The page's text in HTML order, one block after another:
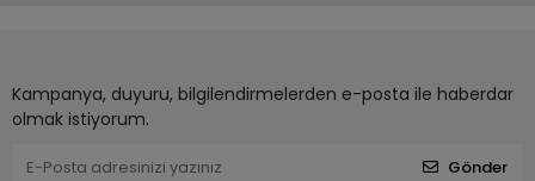
Kampanya, duyuru, bilgilendirmelerden e-posta ile haberdar
olmak istiyorum.
Gönder